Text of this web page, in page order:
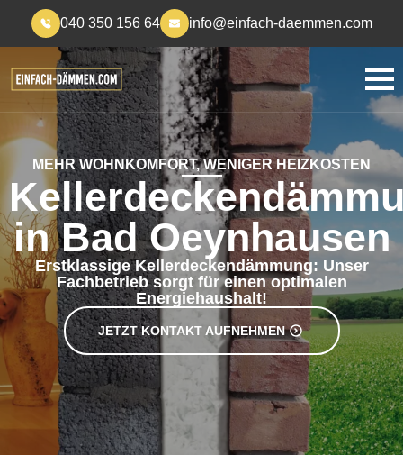
040 350 156 64 info@einfach-daemmen.com
MEHR WOHNKOMFORT, WENIGER HEIZKOSTEN
in Bad Oeynhausen
Erstklassige Kellerdeckendämmung: Unser
Fachbetrieb sorgt für einen optimalen
Energiehaushalt!
JETZT KONTAKT AUFNEHMEN